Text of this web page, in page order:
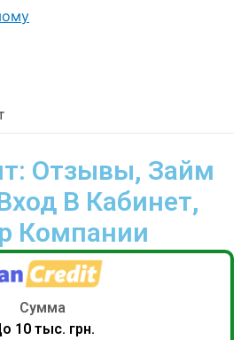
Отзывы, Займ
В Кабинет,
Компании
Сумма
10 тыс. грн.